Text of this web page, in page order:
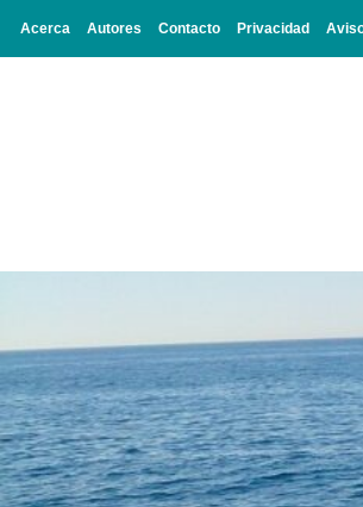
Acerca Autores Contacto Privacidad